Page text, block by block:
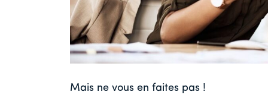
Mais ne vous en faites pas !